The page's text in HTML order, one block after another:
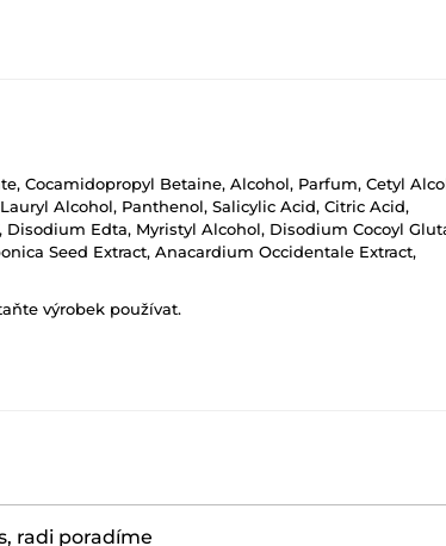
Cocamidopropyl Betaine, Alcohol, Parfum, Cetyl
Alcohol, Panthenol, Salicylic Acid, Citric Acid,
Edta, Myristyl Alcohol, Disodium Cocoyl
Seed Extract, Anacardium Occidentale Extract,
výrobek používat.
radi poradíme